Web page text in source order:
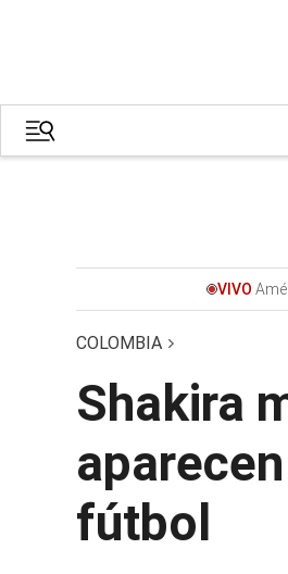
VIVO
COLOMBIA
Shakira
fútbol